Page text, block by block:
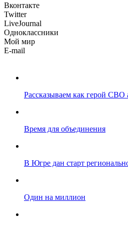
Вконтакте
Twitter
LiveJournal
Одноклассники
Мой мир
E-mail
Рассказываем как герой
Время для объединения
В Югре дан старт
Один на миллион